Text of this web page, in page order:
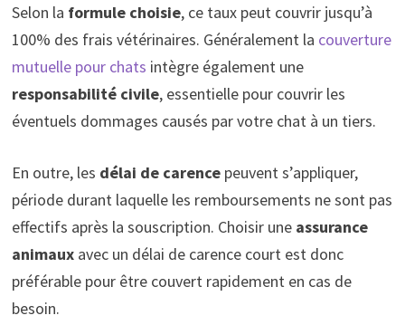
Selon la formule choisie, ce taux peut couvrir jusqu’à
100% des frais vétérinaires. Généralement la couverture
mutuelle pour chats intègre également une
responsabilité civile, essentielle pour couvrir les
éventuels dommages causés par votre chat à un tiers.
En outre, les délai de carencepeuvent s’appliquer,
période durant laquelle les remboursements ne sont pas
effectifs après la souscription. Choisir une assurance
animauxavec un délai de carence court est donc
préférable pour être couvert rapidement en cas de
besoin.